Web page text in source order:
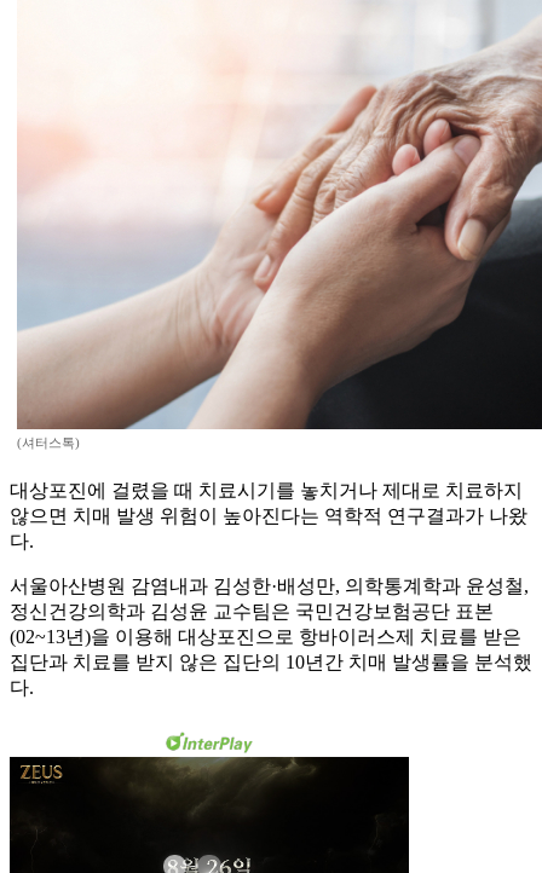
(셔터스톡)
대상포진에 걸렸을 때 치료시기를 놓치거나 제대로 치료하지
않으면 치매 발생 위험이 높아진다는 역학적 연구결과가 나왔
다.
서울아산병원 감염내과 김성한·배성만, 의학통계학과 윤성철,
정신건강의학과 김성윤 교수팀은 국민건강보험공단 표본
(02~13년)을 이용해 대상포진으로 항바이러스제 치료를 받은
집단과 치료를 받지 않은 집단의 10년간 치매 발생률을 분석했
다.